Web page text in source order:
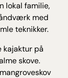
lokal familie,
med
teknikker.
kajaktur på
skove.